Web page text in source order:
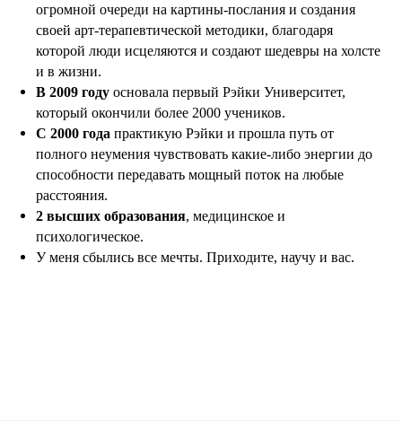
огромной очереди на картины-послания и создания
своей арт-терапевтической методики, благодаря
которой люди исцеляются и создают шедевры на холсте
и в жизни.
В 2009 году основала первый Рэйки Университет,
который окончили более 2000 учеников.
С 2000 года практикую Рэйки и прошла путь от
полного неумения чувствовать какие-либо энергии до
способности передавать мощный поток на любые
расстояния.
2 высших образования, медицинское и
психологическое.
У меня сбылись все мечты. Приходите, научу и вас.